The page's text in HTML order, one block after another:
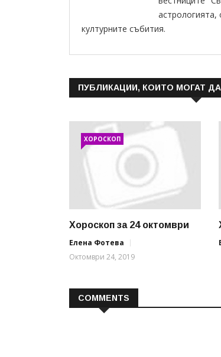
астрологията,
културните събития.
ПУБЛИКАЦИИ, КОИТО МОГАТ
ХОРОСКОП
Хороскоп за 24 октомври
Елена Фотева
Октомври 24, 2019
COMMENTS